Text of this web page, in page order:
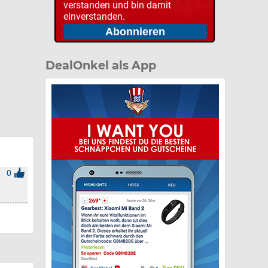
0
verstanden und bin damit
einverstanden.
DealOnkel als App